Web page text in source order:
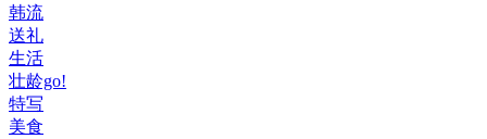
韩流
送礼
生活
壮龄go!
特写
美食